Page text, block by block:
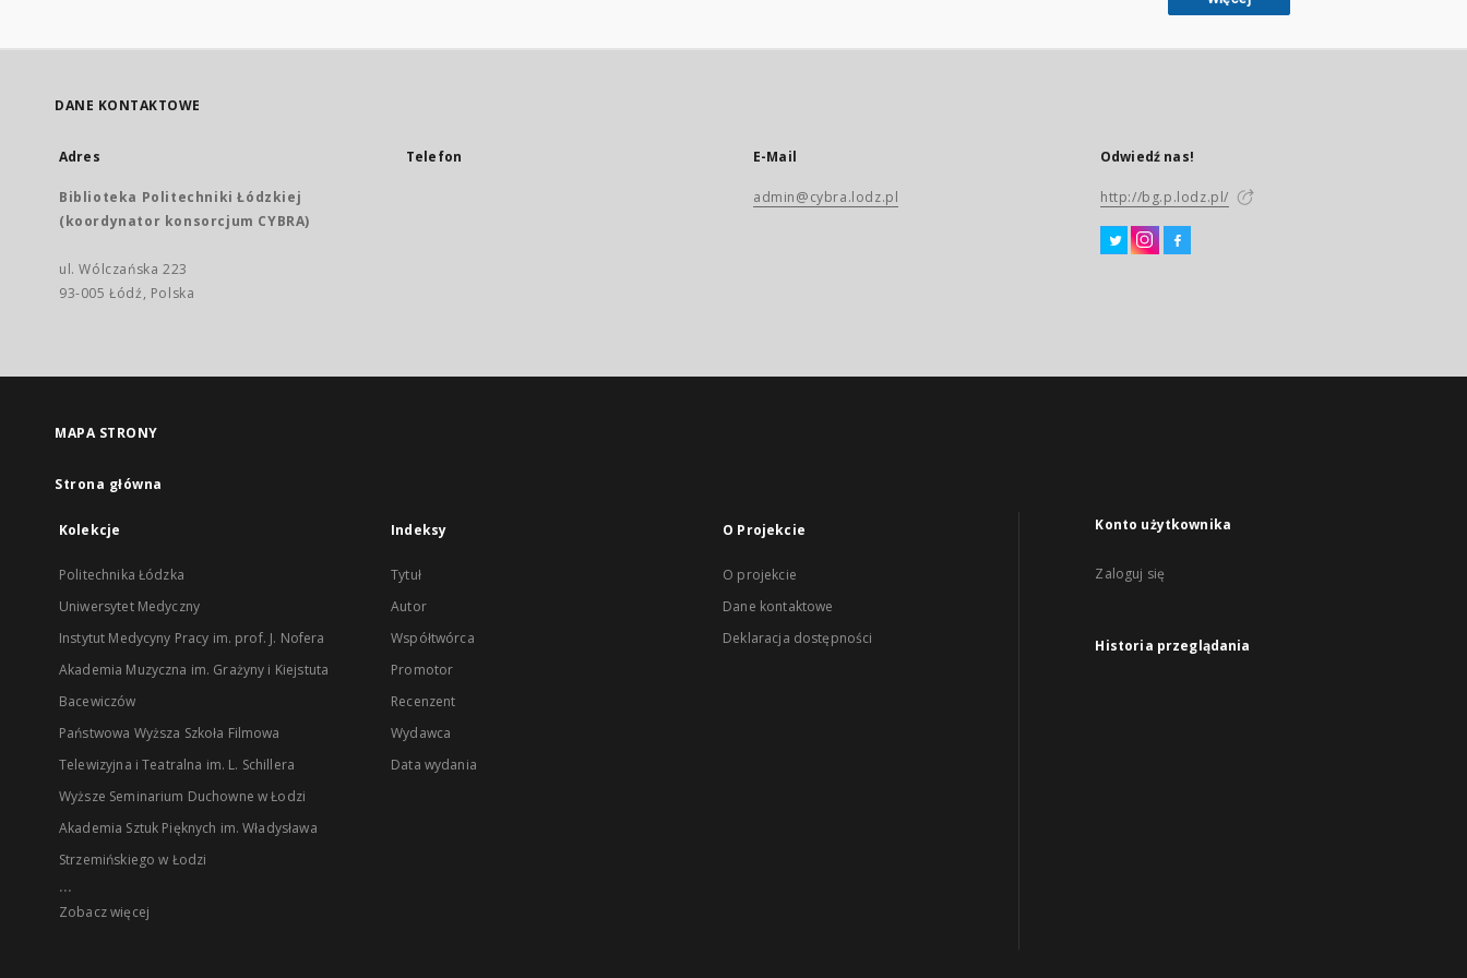
DANE KONTAKTOWE
Adres
Biblioteka Politechniki Łódzkiej
(koordynator konsorcjum CYBRA)
ul. Wólczańska 223
93-005 Łódź, Polska
Telefon E-Mail
admin@cybra.lodz.pl
Odwiedź nas!
http://bg.p.lodz.pl/
MAPA STRONY
Strona główna
Kolekcje
Politechnika Łódzka
Uniwersytet Medyczny
Instytut Medycyny Pracy im. prof. J. Nofera
Akademia Muzyczna im. Grażyny i Kiejstuta
Bacewiczów
Państwowa Wyższa Szkoła Filmowa
Telewizyjna i Teatralna im. L. Schillera
Wyższe Seminarium Duchowne w Łodzi
Akademia Sztuk Pięknych im. Władysława
Strzemińskiego w Łodzi
...
Zobacz więcej
Indeksy
Tytuł
Autor
Współtwórca
Promotor
Recenzent
Wydawca
Data wydania
O Projekcie
O projekcie
Dane kontaktowe
Deklaracja dostępności
Konto użytkownika
Zaloguj się
Historia przeglądania